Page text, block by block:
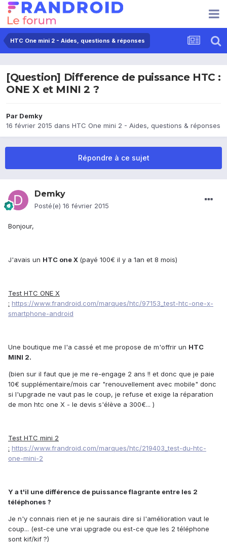
HTC One mini 2 - Aides, questions & réponses
[Question] Difference de puissance HTC :
ONE X et MINI 2 ?
Par Demky
16 février 2015 dans HTC One mini 2 - Aides, questions & réponses
Répondre à ce sujet
Demky
Posté(e) 16 février 2015
Bonjour,
J'avais un HTC one X (payé 100€ il y a 1an et 8 mois)
Test HTC ONE X
: https://www.frandroid.com/marques/htc/97153_test-htc-one-x-
smartphone-android
Une boutique me l'a cassé et me propose de m'offrir un HTC
MINI 2.
(bien sur il faut que je me re-engage 2 ans !! et donc que je paie
10€ supplémentaire/mois car "renouvellement avec mobile" donc
si l'upgrade ne vaut pas le coup, je refuse et exige la réparation
de mon htc one X - le devis s'élève a 300€... )
Test HTC mini 2
: https://www.frandroid.com/marques/htc/219403_test-du-htc-
one-mini-2
Y a t'il une différence de puissance flagrante entre les 2
téléphones ?
Je n'y connais rien et je ne saurais dire si l'amélioration vaut le
coup... (est-ce une vrai upgrade ou est-ce que les 2 téléphone
sont kif/kif ?)